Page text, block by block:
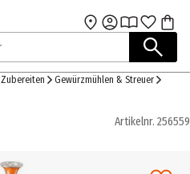
Zum Hauptinhalt
Zubereiten
Gewürzmühlen & Streuer
Artikelnr. 256559